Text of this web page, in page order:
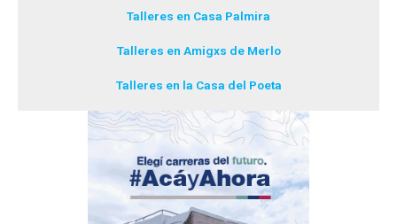
Talleres en Casa Palmira
Talleres en Amigxs de Merlo
Talleres en la Casa del Poeta